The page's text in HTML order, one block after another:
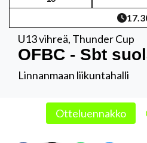
U13 vihreä, Thunder Cup
OFBC - Sbt
Linnanmaan liikuntahalli
Otteluennakko